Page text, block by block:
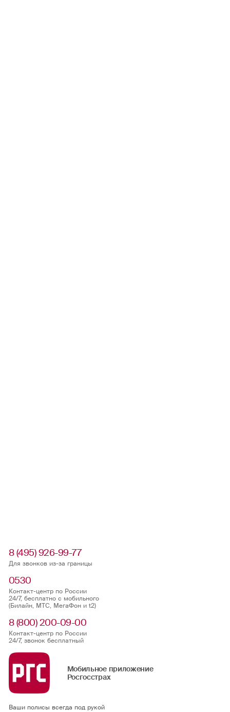
8 (495) 926-99-77
Для звонков из-за границы
0530
Контакт-центр по России
24/7, бесплатно с мобильного
(Билайн, МТС, МегаФон и t2)
8 (800) 200-09-00
Контакт-центр по России
24/7, звонок бесплатный
Мобильное приложение
Росгосстрах
Ваши полисы всегда под рукой